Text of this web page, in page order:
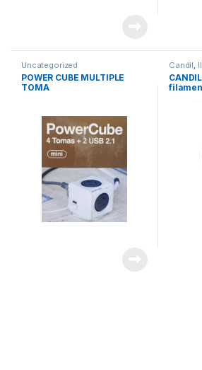
Uncategorized
POWER CUBE MULTIPLE
TOMA
Candil
Marcas,